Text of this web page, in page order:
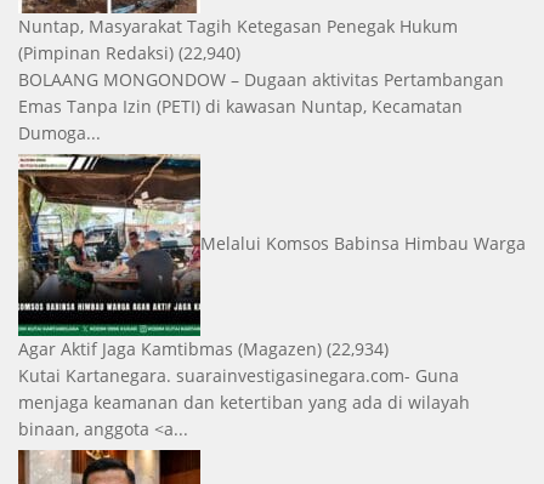
Nuntap, Masyarakat Tagih Ketegasan Penegak Hukum
(Pimpinan Redaksi) (22,940)
BOLAANG MONGONDOW – Dugaan aktivitas Pertambangan
Emas Tanpa Izin (PETI) di kawasan Nuntap, Kecamatan
Dumoga...
Melalui Komsos Babinsa Himbau Warga
Agar Aktif Jaga Kamtibmas (Magazen) (22,934)
Kutai Kartanegara. suarainvestigasinegara.com- Guna
menjaga keamanan dan ketertiban yang ada di wilayah
binaan, anggota <a...